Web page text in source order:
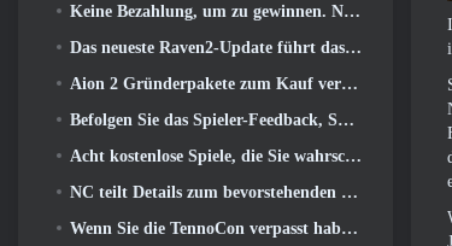
Keine Bezahlung, um zu gewinnen. Nur Ragnarok. Origin Classic erscheint im Juli 23
Das neueste Raven2-Update führt das Skill Awakening System ein, Geben Sie den Spielern mehr Möglichkeiten, ihre Fähigkeiten zu verbessern
Aion 2 Gründerpakete zum Kauf verfügbar, Komplett mit fünf Tagen Early Access
Befolgen Sie das Spieler-Feedback, Spieler von League Of Legends Classic müssen nicht für klassische Skins bezahlen
Acht kostenlose Spiele, die Sie wahrscheinlich übersehen haben und die Teil von Steams Train Fest sind
NC teilt Details zum bevorstehenden Early Access von Aion 2 mit
Wenn Sie die TennoCon verpasst haben 2026, Digital Extremes teilt alle Panels